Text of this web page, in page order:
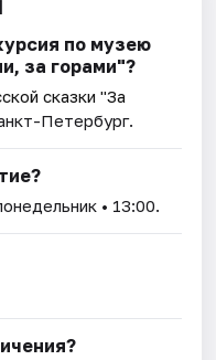
по музею
за горами"?
сказки "За
Петербург.
• 13:00.